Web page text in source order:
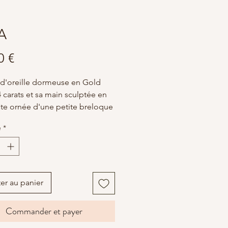
€Prix
dormeuse en Gold
carats et sa main sculptée en
ornée d'une petite breloque
petite amulette à porter en
d'oreille.
est une pierre de
liée au chakra du coeur, elle
*
au panier
Commander et payer